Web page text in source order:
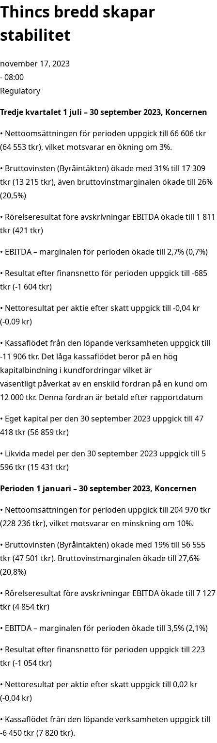
Thincs bredd skapar
stabilitet
november 17, 2023
- 08:00
Regulatory
Tredje kvartalet 1 juli – 30 september 2023, Koncernen
• Nettoomsättningen för perioden uppgick till 66 606 tkr
(64 553 tkr), vilket motsvarar en ökning om 3%.
• Bruttovinsten (Byråintäkten) ökade med 31% till 17 309
tkr (13 215 tkr), även bruttovinstmarginalen ökade till 26%
(20,5%)
• Rörelseresultat före avskrivningar EBITDA ökade till 1 811
tkr (421 tkr)
• EBITDA – marginalen för perioden ökade till 2,7% (0,7%)
• Resultat efter finansnetto för perioden uppgick till -685
tkr (-1 604 tkr)
• Nettoresultat per aktie efter skatt uppgick till -0,04 kr
(-0,09 kr)
• Kassaflödet från den löpande verksamheten uppgick till
-11 906 tkr. Det låga kassaflödet beror på en hög
kapitalbindning i kundfordringar vilket är
väsentligt påverkat av en enskild fordran på en kund om
12 000 tkr. Denna fordran är betald efter rapportdatum
• Eget kapital per den 30 september 2023 uppgick till 47
418 tkr (56 859 tkr)
• Likvida medel per den 30 september 2023 uppgick till 5
596 tkr (15 431 tkr)
Perioden 1 januari – 30 september 2023, Koncernen
• Nettoomsättningen för perioden uppgick till 204 970 tkr
(228 236 tkr), vilket motsvarar en minskning om 10%.
• Bruttovinsten (Byråintäkten) ökade med 19% till 56 555
tkr (47 501 tkr). Bruttovinstmarginalen ökade till 27,6%
(20,8%)
• Rörelseresultat före avskrivningar EBITDA ökade till 7 127
tkr (4 854 tkr)
• EBITDA – marginalen för perioden ökade till 3,5% (2,1%)
• Resultat efter finansnetto för perioden uppgick till 223
tkr (-1 054 tkr)
• Nettoresultat per aktie efter skatt uppgick till 0,02 kr
(-0,04 kr)
• Kassaflödet från den löpande verksamheten uppgick till
-6 450 tkr (7 820 tkr).